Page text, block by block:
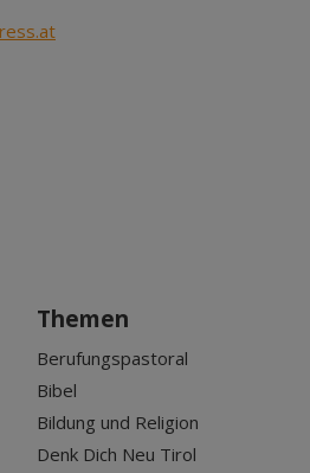
Themen
Berufungspastoral
Bibel
Bildung und Religion
Denk Dich Neu Tirol